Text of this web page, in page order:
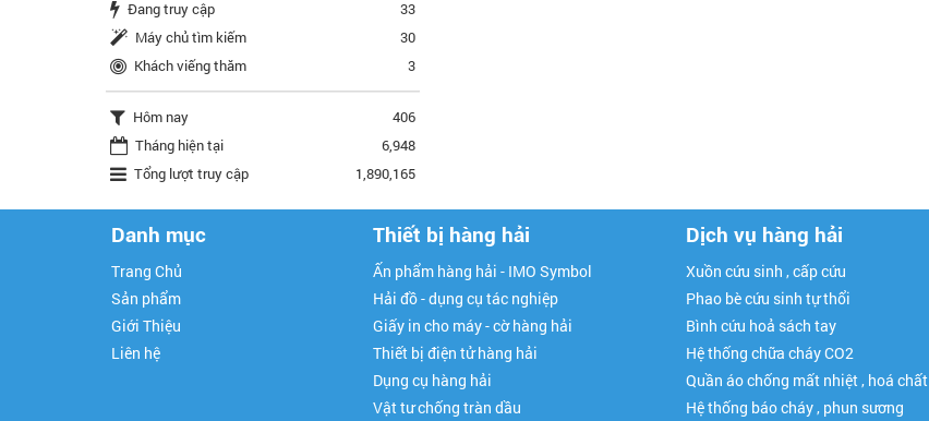
Đang truy cập
33
Máy chủ tìm kiếm
30
Khách viếng thăm
3
Hôm nay
406
Tháng hiện tại
6,948
Tổng lượt truy cập
1,890,165
Danh mục
Trang Chủ
Sản phẩm
Giới Thiệu
Liên hệ
Thiết bị hàng hải
Ấn phẩm hàng hải - IMO Symbol
Hải đồ - dụng cụ tác nghiệp
Giấy in cho máy - cờ hàng hải
Thiết bị điện tử hàng hải
Dụng cụ hàng hải
Vật tư chống tràn dầu
Dịch vụ hàng hải
Xuồn cứu sinh , cấp cứu
Phao bè cứu sinh tự thổi
Bình cứu hoả sách tay
Hệ thống chữa cháy CO2
Quần áo chống mất nhiệt , hoá chất
Hệ thống báo cháy , phun sương